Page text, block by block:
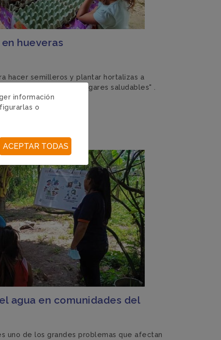
hueveras
hacer semilleros y plantar hortalizas a
nuestro programa "Hogares saludables" .
agua en comunidades del
uno de los grandes problemas que afectan
información
o
ACEPTAR TODAS